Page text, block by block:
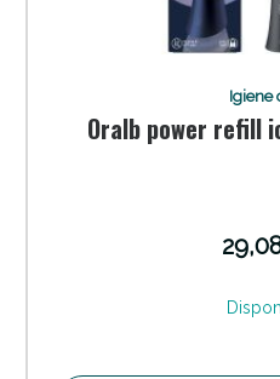
Igiene
Oralb power refill